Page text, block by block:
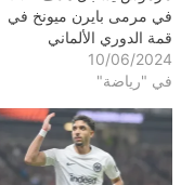
في مرمى بايرن ميونخ في
قمة الدوري الألماني
10/06/2024
في "رياضة"